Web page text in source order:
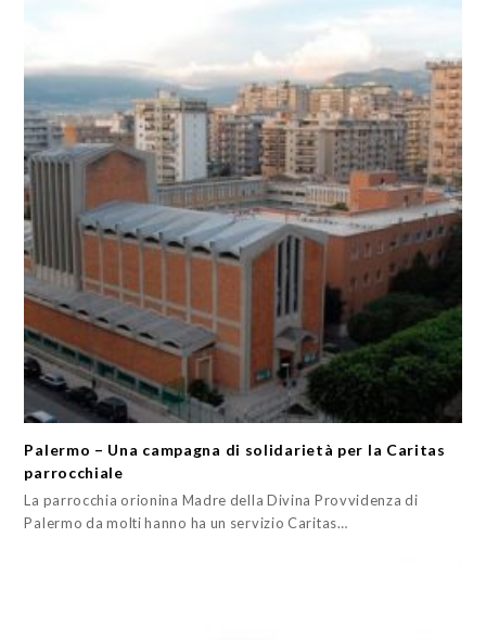
Palermo – Una campagna di solidarietà per la Caritas
parrocchiale
La parrocchia orionina Madre della Divina Provvidenza di
Palermo da molti hanno ha un servizio Caritas…